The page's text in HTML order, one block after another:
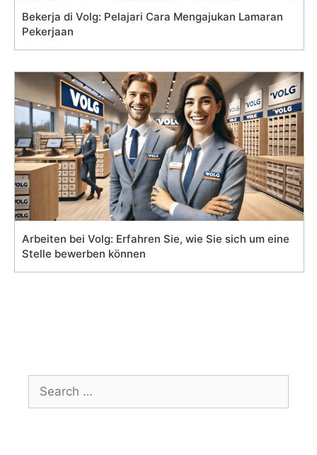
Bekerja di Volg: Pelajari Cara Mengajukan Lamaran
Pekerjaan
Arbeiten bei Volg: Erfahren Sie, wie Sie sich um eine
Stelle bewerben können
for: